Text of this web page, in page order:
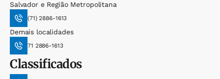
Salvador e Região Metropolitana
(71) 2886-1613
Demais localidades
71 2886-1613
Classificados